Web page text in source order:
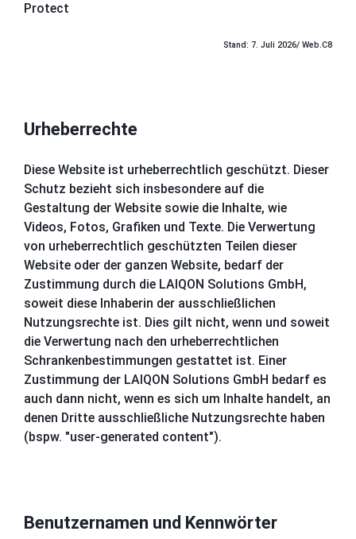
Protect
Stand: 7. Juli 2026/ Web.C8
Urheberrechte
Diese Website ist urheberrechtlich geschützt. Dieser
Schutz bezieht sich insbesondere auf die
Gestaltung der Website sowie die Inhalte, wie
Videos, Fotos, Grafiken und Texte. Die Verwertung
von urheberrechtlich geschützten Teilen dieser
Website oder der ganzen Website, bedarf der
Zustimmung durch die LAIQON Solutions GmbH,
soweit diese Inhaberin der ausschließlichen
Nutzungsrechte ist. Dies gilt nicht, wenn und soweit
die Verwertung nach den urheberrechtlichen
Schrankenbestimmungen gestattet ist. Einer
Zustimmung der LAIQON Solutions GmbH bedarf es
auch dann nicht, wenn es sich um Inhalte handelt, an
denen Dritte ausschließliche Nutzungsrechte haben
(bspw. "user-generated content").
Benutzernamen und Kennwörter